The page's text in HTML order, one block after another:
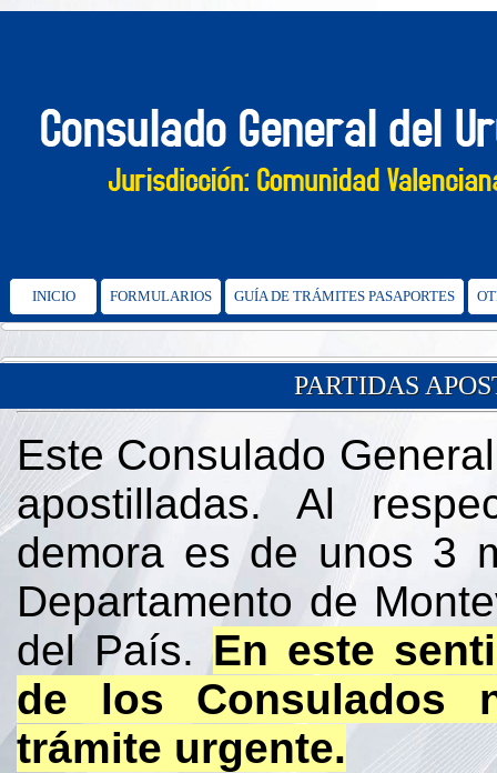
INICIO FORMULARIOS GUÍA DE TRÁMITES PASAPORTES
PARTIDAS
Este Consulado
apostilladas. Al
demora es de unos 3
Departamento de
del País.En este
de los Consulados
trámite urgente.